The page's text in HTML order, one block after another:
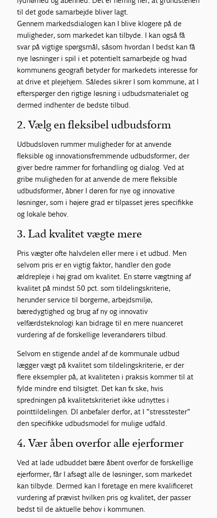
til det gode samarbejde bliver lagt.
Gennem markedsdialogen kan I blive klogere på de
muligheder, som markedet kan tilbyde. I kan også få
svar på vigtige spørgsmål, såsom hvordan I bedst kan få
nye løsninger i spil i et potentielt samarbejde og hvad
kommunens geografi betyder for markedets interesse for
at drive et plejehjem. Således sikrer I som kommune, at I
efterspørger den rigtige løsning i udbudsmaterialet og
dermed indhenter de bedste tilbud.
2. Vælg en fleksibel udbudsform
Udbudsloven rummer muligheder for at anvende
fleksible og innovationsfremmende udbudsformer, der
giver bedre rammer for forhandling og dialog. Ved at
gribe muligheden for at anvende de mere fleksible
udbudsformer, åbner I døren for nye og innovative
løsninger, som i højere grad er tilpasset jeres specifikke
og lokale behov.
3. Lad kvalitet vægte mere
Pris vægter ofte halvdelen eller mere i et udbud. Men
selvom pris er en vigtig faktor, handler den gode
ældrepleje i høj grad om kvalitet. En større vægtning af
kvalitet på mindst 50 pct. som tildelingskriterie,
herunder service til borgerne, arbejdsmiljø,
bæredygtighed og brug af ny og innovativ
velfærdsteknologi kan bidrage til en mere nuanceret
vurdering af de forskellige leverandørers tilbud.
Selvom en stigende andel af de kommunale udbud
lægger vægt på kvalitet som tildelingskriterie, er der
flere eksempler på, at kvaliteten i praksis kommer til at
fylde mindre end tilsigtet. Det kan fx ske, hvis
spredningen på kvalitetskriteriet ikke udnyttes i
pointtildelingen. DI anbefaler derfor, at I ”stresstester”
den specifikke udbudsmodel for mulige udfald.
4. Vær åben overfor alle ejerformer
Ved at lade udbuddet bære åbent overfor de forskellige
ejerformer, får I afsøgt alle de løsninger, som markedet
kan tilbyde. Dermed kan I foretage en mere kvalificeret
vurdering af prævist hvilken pris og kvalitet, der passer
bedst til de aktuelle behov i kommunen.